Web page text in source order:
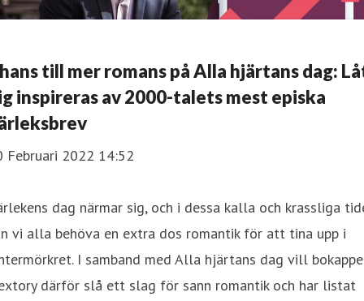
till mer romans på Alla hjärtans dag:
inspireras av 2000-talets mest episka
Februari 2022 14:52
dag närmar sig, och i dessa kalla och krassliga
vi alla behöva en extra dos romantik för att tina upp i
I samband med Alla hjärtans dag vill
därför slå ett slag för sann romantik och har listat